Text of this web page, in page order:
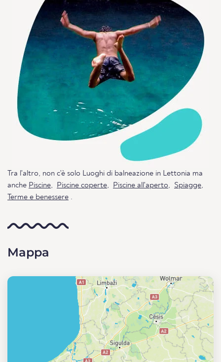
Tra l'altro, non c'è solo Luoghi di balneazione in Lettonia ma
anche Piscine, Piscine coperte, Piscine all'aperto, Spiagge,
Terme e benessere .
Mappa